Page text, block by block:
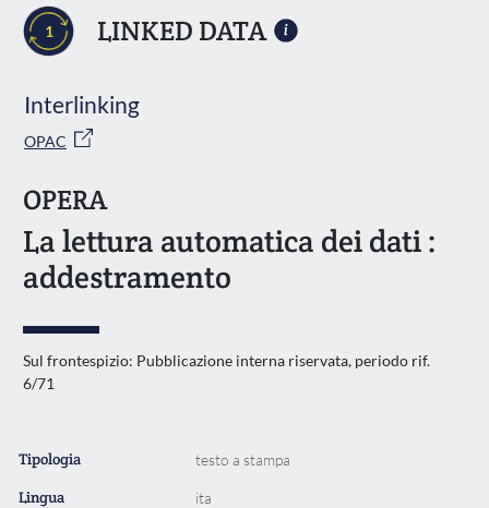
1 LINKED DATA
Interlinking
OPAC
OPERA
La lettura automatica dei dati :
addestramento
Sul frontespizio: Pubblicazione interna riservata, periodo rif.
6/71
Tipologia testo a stampa
Lingua ita